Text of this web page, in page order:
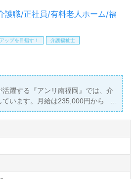
護職/正社員/有料老人ホーム/福
ップを目指す！ 介護福祉士
躍する『アンリ南福岡』では、介
います。月給は235,000円から
賞与も支給されるため、安定した収
格の介護福祉士をお持ちの方を対
駅から徒歩4分の好立地に位置
居定員119名を誇り、徳洲会グル
介護サービスを提供しています。